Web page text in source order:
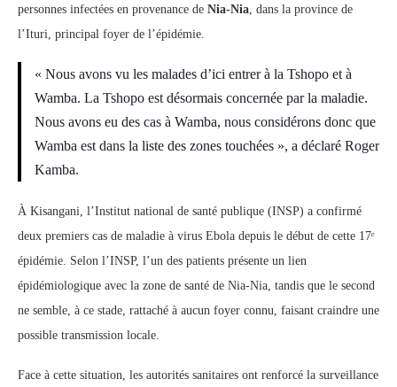
personnes infectées en provenance de Nia-Nia, dans la province de
l’Ituri, principal foyer de l’épidémie.
« Nous avons vu les malades d’ici entrer à la Tshopo et à
Wamba. La Tshopo est désormais concernée par la maladie.
Nous avons eu des cas à Wamba, nous considérons donc que
Wamba est dans la liste des zones touchées », a déclaré Roger
Kamba.
À Kisangani, l’Institut national de santé publique (INSP) a confirmé
deux premiers cas de maladie à virus Ebola depuis le début de cette 17ᵉ
épidémie. Selon l’INSP, l’un des patients présente un lien
épidémiologique avec la zone de santé de Nia-Nia, tandis que le second
ne semble, à ce stade, rattaché à aucun foyer connu, faisant craindre une
possible transmission locale.
Face à cette situation, les autorités sanitaires ont renforcé la surveillance